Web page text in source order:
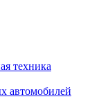
техника
автомобилей